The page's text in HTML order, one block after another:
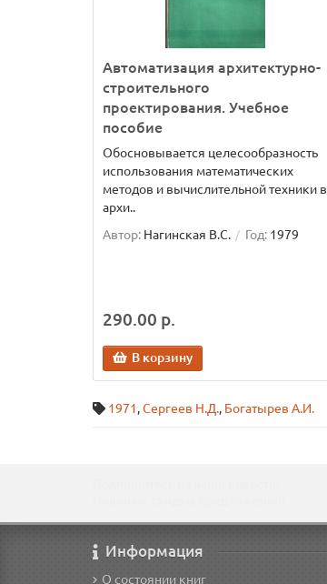
Автоматизация архитектурно-
строительного
проектирования. Учебное
пособие
Обосновывается целесообразность
использования математических
методов и вычислительной техники в
архи..
Автор: Нагинская В.С. Год: 1979
290.00 р.
В корзину
1971,Сергеев Н.Д., Богатырев А.И.
Информация
О состоянии книг